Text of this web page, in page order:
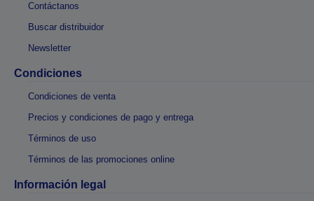
Contáctanos
Buscar distribuidor
Newsletter
Condiciones
Condiciones de venta
Precios y condiciones de pago y entrega
Términos de uso
Términos de las promociones online
Información legal